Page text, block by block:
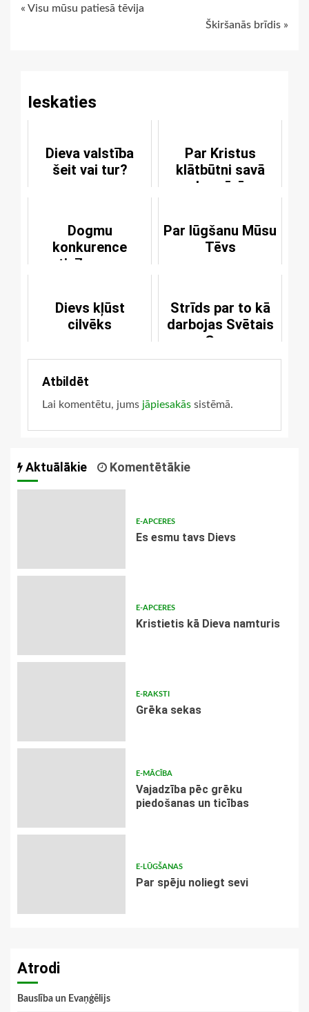
Continue
« Visu mūsu patiesā tēvija
Škiršanās brīdis »
Ieskaties
Dieva valstība
šeit vai tur?
Par Kristus
klātbūtni savā
baznīcā
Dogmu
konkurence
ticības un
Par lūgšanu Mūsu
Tēvs
Dievs kļūst
cilvēks
Strīds par to kā
darbojas Svētais
Gars
Atbildēt
Lai komentētu, jums jāpiesakās sistēmā.
Aktuālākie Komentētākie
E-APCERES
Es esmu tavs Dievs
E-APCERES
Kristietis kā Dieva namturis
E-RAKSTI
Grēka sekas
E-MĀCĪBA
Vajadzība pēc grēku
piedošanas un ticības
E-LŪGŠANAS
Par spēju noliegt sevi
Atrodi
Bauslība un Evaņģēlijs